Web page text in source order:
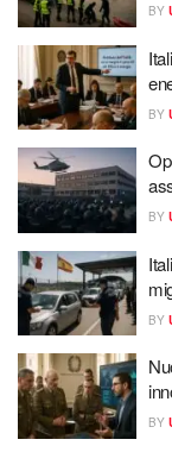
BY
BY
BY
BY
BY